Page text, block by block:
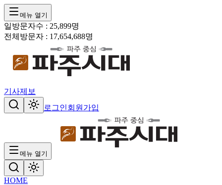
메뉴 열기
일방문자수 : 25,899명
전체방문자 : 17,654,688명
기사제보
로그인회원가입
메뉴 열기
HOME